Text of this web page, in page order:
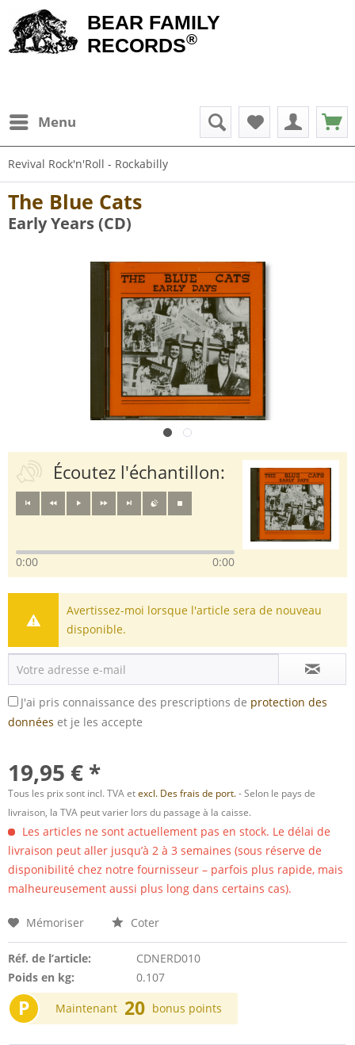
BEAR FAMILY
RECORDS®
Menu
Revival Rock'n'Roll - Rockabilly
The Blue Cats
Early Years (CD)
Écoutez l'échantillon:
0:00 0:00
Avertissez-moi lorsque l'article sera de nouveau
disponible.
J'ai pris connaissance des prescriptions de protection des
données et je les accepte
19,95 € *
Tous les prix sont incl. TVA etexcl. Des frais de port.- Selon le pays de
livraison, la TVA peut varier lors du passage à la caisse.
Les articles ne sont actuellement pas en stock. Le délai de
livraison peut aller jusqu’à 2 à 3 semaines (sous réserve de
disponibilité chez notre fournisseur – parfois plus rapide, mais
malheureusement aussi plus long dans certains cas).
Mémoriser Coter
Réf. de l’article:
CDNERD010
Poids en kg:
0.107
P Maintenant 20 bonus points